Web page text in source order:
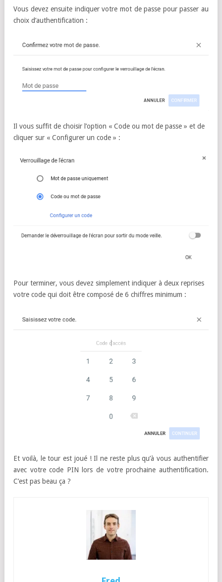
Vous devez ensuite indiquer votre mot de passe pour passer au
choix d’authentification :
Il vous suffit de choisir l’option « Code ou mot de passe » et de
cliquer sur « Configurer un code » :
Pour terminer, vous devez simplement indiquer à deux reprises
votre code qui doit être composé de 6 chiffres minimum :
Et voilà, le tour est joué ! Il ne reste plus qu’à vous authentifier
avec votre code PIN lors de votre prochaine authentification.
C’est pas beau ça ?